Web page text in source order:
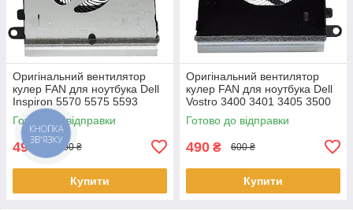
Оригінальний вентилятор
кулер FAN для ноутбука Dell
Inspiron 5570 5575 5593
3583 3584 3585 3593 3501
3502 3505 07MCD0 v.1
Готово до відправки
490₴ 600 ₴
Купити
Оригінальний вентилятор
кулер FAN для ноутбука Dell
Vostro 3400 3401 3405 3500
3501 (після 2020 року)
07MCD0 v.1
Готово до відправки
490 ₴ 600 ₴
Купити